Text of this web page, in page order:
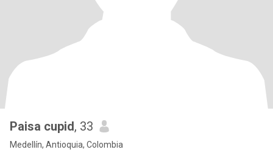
Paisa cupid, 33
Medellín, Antioquia, Colombia